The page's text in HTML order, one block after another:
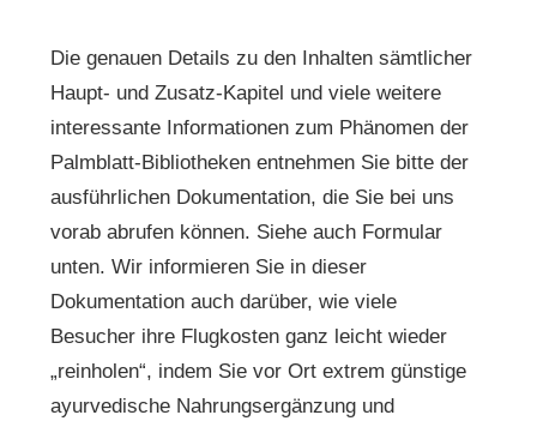
Die genauen Details zu den Inhalten sämtlicher
Haupt- und Zusatz-Kapitel und viele weitere
interessante Informationen zum Phänomen der
Palmblatt-Bibliotheken entnehmen Sie bitte der
ausführlichen Dokumentation, die Sie bei uns
vorab abrufen können. Siehe auch Formular
unten. Wir informieren Sie in dieser
Dokumentation auch darüber, wie viele
Besucher ihre Flugkosten ganz leicht wieder
„reinholen“, indem Sie vor Ort extrem günstige
ayurvedische Nahrungsergänzung und